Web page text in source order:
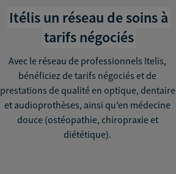
Itélis un réseau de soins à
tarifs négociés
Avec le réseau de professionnels Itelis,
bénéficiez de tarifs négociés et de
prestations de qualité en optique, dentaire
et audioprothèses, ainsi qu’en médecine
douce (ostéopathie, chiropraxie et
diététique).